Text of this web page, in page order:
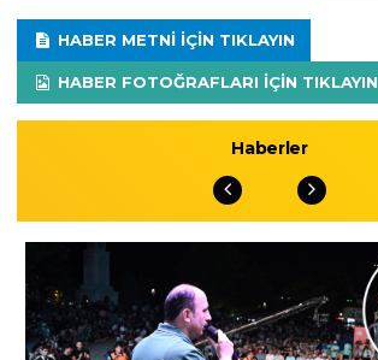
HABER METNI IÇIN TIKLAYIN
HABER FOTOĞRAFLARI IÇIN TIKLAYIN
Haberler